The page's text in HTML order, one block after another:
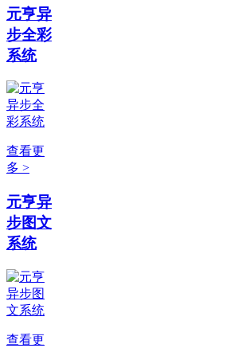
元亨异
步全彩
系统
查看更
多 >
元亨异
步图文
系统
查看更